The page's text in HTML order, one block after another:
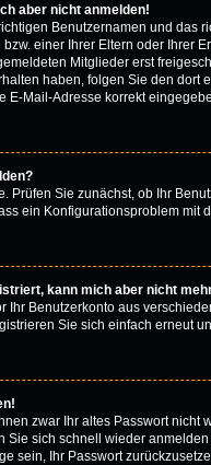
aber nicht anmelden!
Benutzernamen und das
einer Ihrer Eltern oder Ihrer
Mitglieder erst
haben, folgen Sie den dort
E-Mail-Adresse korrekt
Prüfen Sie zunächst, ob Ihr
ein Konfigurationsproblem mit
kann mich aber nicht
Ihr Benutzerkonto aus
Sie sich einfach erneut
zwar Ihr altes Passwort
Sie sich schnell wieder anmelden
sein, Ihr Passwort